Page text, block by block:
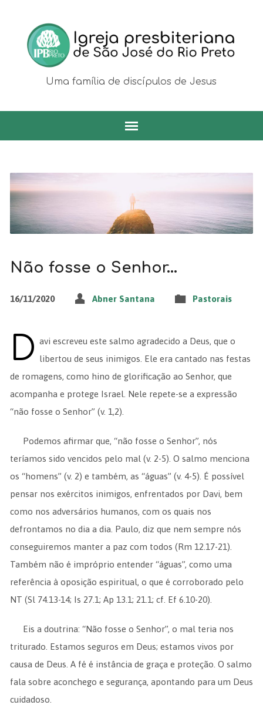
Uma família de discípulos de Jesus
Não fosse o Senhor…
16/11/2020 Abner Santana Pastorais
D avi escreveu este salmo agradecido a Deus, que o
libertou de seus inimigos. Ele era cantado nas festas
de romagens, como hino de glorificação ao Senhor, que
acompanha e protege Israel. Nele repete-se a expressão
“não fosse o Senhor” (v. 1,2).
Podemos afirmar que, “não fosse o Senhor”, nós
teríamos sido vencidos pelo mal (v. 2-5). O salmo menciona
os “homens” (v. 2) e também, as “águas” (v. 4-5). É possível
pensar nos exércitos inimigos, enfrentados por Davi, bem
como nos adversários humanos, com os quais nos
defrontamos no dia a dia. Paulo, diz que nem sempre nós
conseguiremos manter a paz com todos (Rm 12.17-21).
Também não é impróprio entender “águas”, como uma
referência à oposição espiritual, o que é corroborado pelo
NT (Sl 74.13-14; Is 27.1; Ap 13.1; 21.1; cf. Ef 6.10-20).
Eis a doutrina: “Não fosse o Senhor”, o mal teria nos
triturado. Estamos seguros em Deus; estamos vivos por
causa de Deus. A fé é instância de graça e proteção. O salmo
fala sobre aconchego e segurança, apontando para um Deus
cuidadoso.